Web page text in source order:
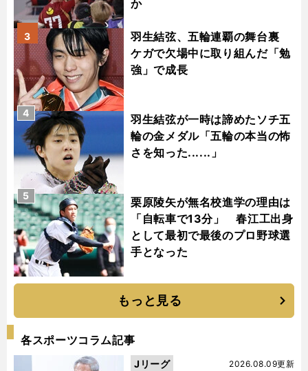
か
羽生結弦、五輪連覇の舞台裏
ケガで欠場中に取り組んだ「勉
強」で成長
3
羽生結弦が一時は諦めたソチ五
輪の金メダル「五輪の本当の怖
さを知った......」
4
栗原陵矢が無名校進学の理由は
「自転車で13分」 春江工出身
として最初で最後のプロ野球選
手となった
5
もっと見る
各スポーツコラム記事
2026.08.09更新
Jリーグ